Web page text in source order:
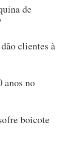
de
clientes à
anos no
boicote